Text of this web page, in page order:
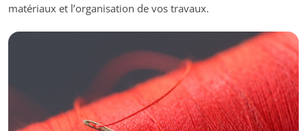
matériaux et l’organisation de vos travaux.